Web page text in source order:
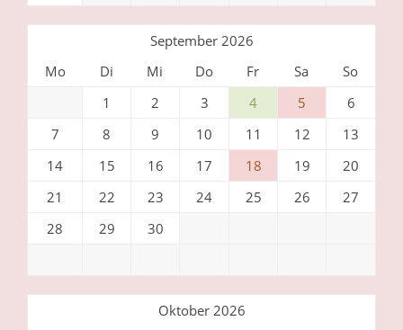
September 2026
Mo
Di Mi Do Fr Sa
So
1
2 3 4 5
6
7
8 9 10 11 12
13
14
15 16 17 18 19
20
21
22 23 24 25 26
27
28
29 30
Oktober 2026